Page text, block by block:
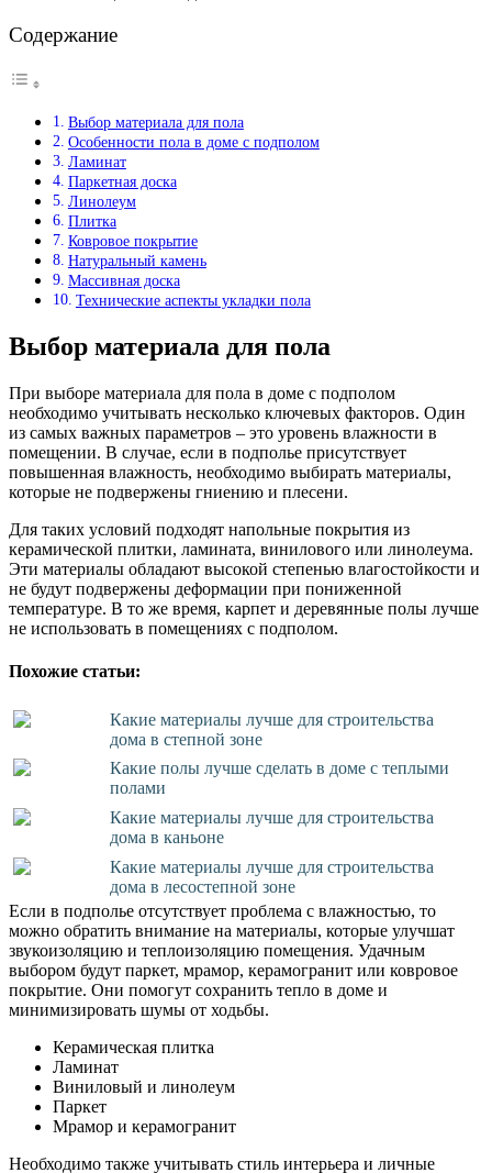
Содержание
Выбор материала для пола
Особенности пола в доме с подполом
Ламинат
Паркетная доска
Линолеум
Плитка
Ковровое покрытие
Натуральный камень
Массивная доска
Технические аспекты укладки пола
Выбор материала для пола
При выборе материала для пола в доме с подполом
необходимо учитывать несколько ключевых факторов. Один
из самых важных параметров – это уровень влажности в
помещении. В случае, если в подполье присутствует
повышенная влажность, необходимо выбирать материалы,
которые не подвержены гниению и плесени.
Для таких условий подходят напольные покрытия из
керамической плитки, ламината, винилового или линолеума.
Эти материалы обладают высокой степенью влагостойкости и
не будут подвержены деформации при пониженной
температуре. В то же время, карпет и деревянные полы лучше
не использовать в помещениях с подполом.
Похожие статьи:
Какие материалы лучше для строительства
дома в степной зоне
Какие полы лучше сделать в доме с теплыми
полами
Какие материалы лучше для строительства
дома в каньоне
Какие материалы лучше для строительства
дома в лесостепной зоне
Если в подполье отсутствует проблема с влажностью, то
можно обратить внимание на материалы, которые улучшат
звукоизоляцию и теплоизоляцию помещения. Удачным
выбором будут паркет, мрамор, керамогранит или ковровое
покрытие. Они помогут сохранить тепло в доме и
минимизировать шумы от ходьбы.
Керамическая плитка
Ламинат
Виниловый и линолеум
Паркет
Мрамор и керамогранит
Необходимо также учитывать стиль интерьера и личные